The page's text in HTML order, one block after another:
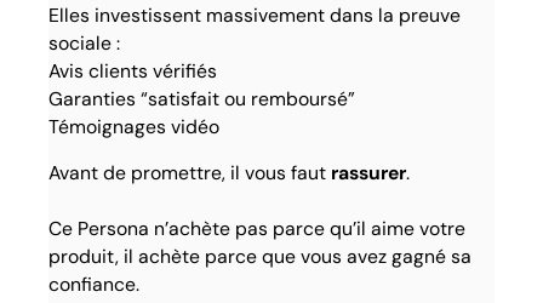
Elles investissent massivement dans la preuve
sociale :
Avis clients vérifiés
Garanties “satisfait ou remboursé”
Témoignages vidéo
Avant de promettre, il vous faut rassurer.
Ce Persona n’achète pas parce qu’il aime votre
produit, il achète parce que vous avez gagné sa
confiance.